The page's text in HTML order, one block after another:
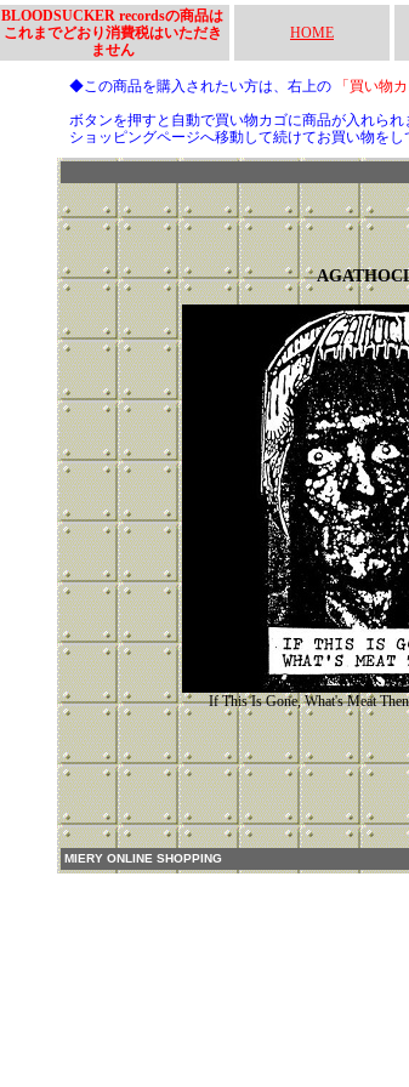
BLOODSUCKER recordsの商品は
これまでどおり消費税はいただき
ません
HOME
◆この商品を購入されたい方は、右上の 「買い物
ボタンを押すと自動で買い物カゴに商品が入れら
ショッピングページへ移動して続けてお買い物をし
If This Is Gone, What's Meat
MIERY ONLINE SHOPPING